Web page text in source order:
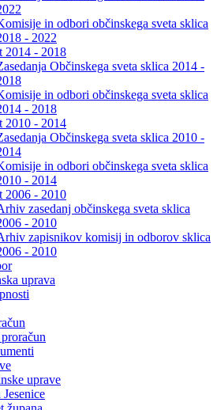
in odbori občinskega sveta sklica
- 2022
2014 - 2018
Občinskega sveta sklica 2014 -
in odbori občinskega sveta sklica
- 2018
2010 - 2014
Občinskega sveta sklica 2010 -
in odbori občinskega sveta sklica
- 2014
2006 - 2010
zasedanj občinskega sveta sklica
- 2010
zapisnikov komisij in odborov sklica
- 2010
uprava
uprave